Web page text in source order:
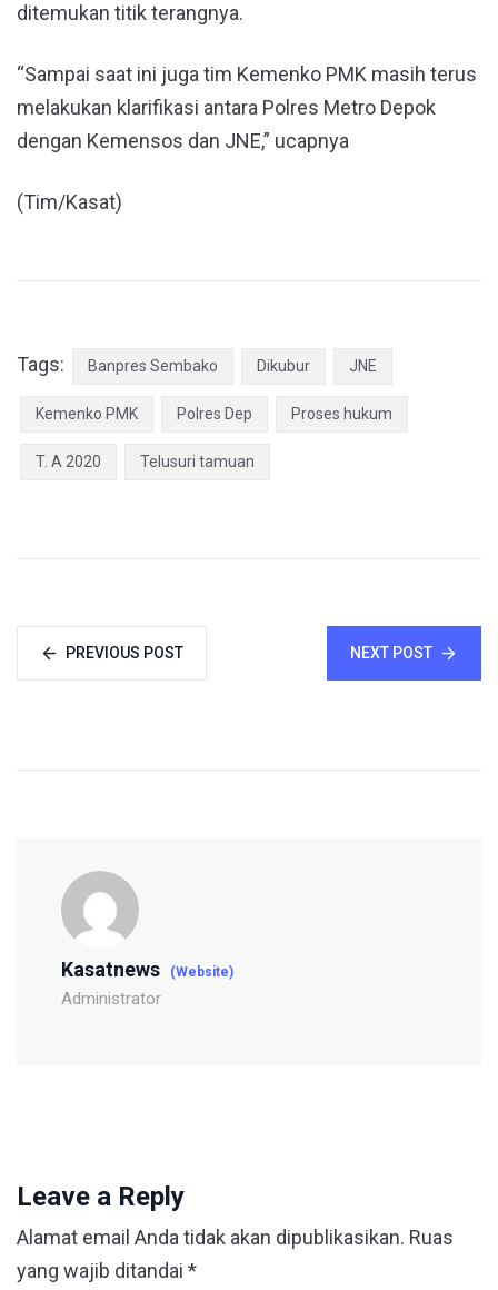
ditemukan titik terangnya.
“Sampai saat ini juga tim Kemenko PMK masih terus
melakukan klarifikasi antara Polres Metro Depok
dengan Kemensos dan JNE,” ucapnya
(Tim/Kasat)
Tags: Banpres Sembako Dikubur JNE
Kemenko PMK Polres Dep Proses hukum
T. A 2020 Telusuri tamuan
PREVIOUS POST NEXT POST
Kasatnews (Website)
Administrator
Leave a Reply
Alamat email Anda tidak akan dipublikasikan. Ruas
yang wajib ditandai *